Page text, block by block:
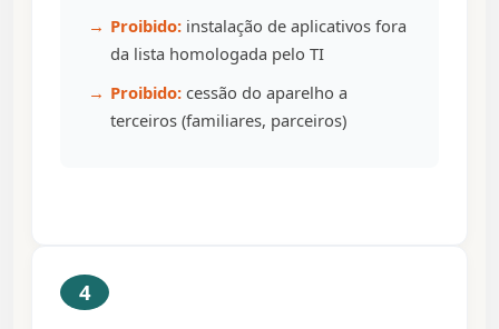
Proibido: instalação de aplicativos fora
da lista homologada pelo TI
Proibido: cessão do aparelho a
terceiros (familiares, parceiros)
4